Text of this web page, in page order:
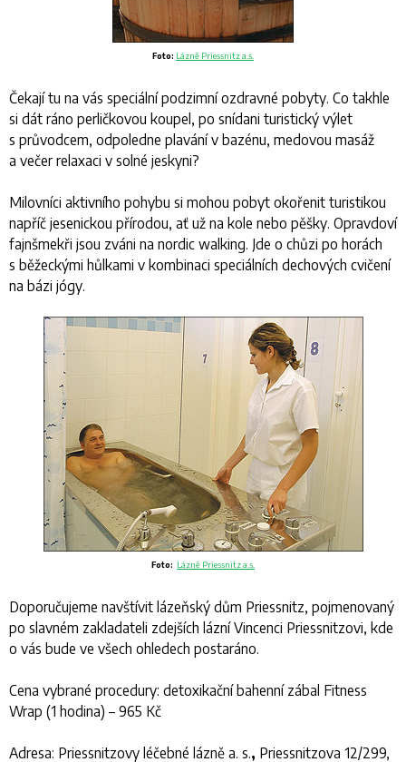
Foto: Lázně Priessnitz a.s.
Čekají tu na vás speciální podzimní ozdravné pobyty. Co takhle
si dát ráno perličkovou koupel, po snídani turistický výlet
s průvodcem, odpoledne plavání v bazénu, medovou masáž
a večer relaxaci v solné jeskyni?
Milovníci aktivního pohybu si mohou pobyt okořenit turistikou
napříč jesenickou přírodou, ať už na kole nebo pěšky. Opravdoví
fajnšmekři jsou zváni na nordic walking. Jde o chůzi po horách
s běžeckými hůlkami v kombinaci speciálních dechových cvičení
na bázi jógy.
Foto: Lázně Priessnitz a.s.
Doporučujeme navštívit lázeňský dům Priessnitz, pojmenovaný
po slavném zakladateli zdejších lázní Vincenci Priessnitzovi, kde
o vás bude ve všech ohledech postaráno.
Cena vybrané procedury: detoxikační bahenní zábal Fitness
Wrap (1 hodina) – 965 Kč
Adresa: Priessnitzovy léčebné lázně a. s., Priessnitzova 12/299,